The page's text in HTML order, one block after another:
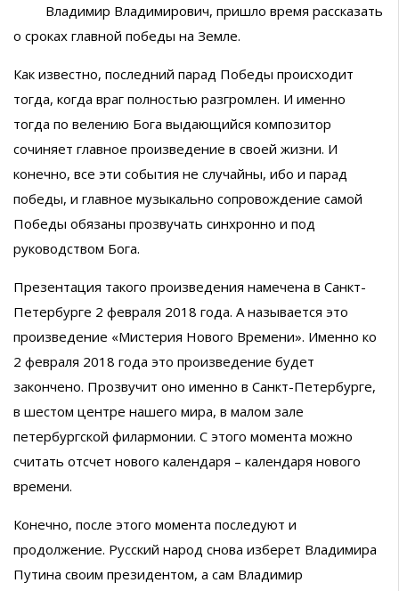
Владимир Владимирович, пришло время рассказать
о сроках главной победы на Земле.
Как известно, последний парад Победы происходит
тогда, когда враг полностью разгромлен. И именно
тогда по велению Бога выдающийся композитор
сочиняет главное произведение в своей жизни. И
конечно, все эти события не случайны, ибо и парад
победы, и главное музыкально сопровождение самой
Победы обязаны прозвучать синхронно и под
руководством Бога.
Презентация такого произведения намечена в Санкт-
Петербурге 2 февраля 2018 года. А называется это
произведение «Мистерия Нового Времени». Именно ко
2 февраля 2018 года это произведение будет
закончено. Прозвучит оно именно в Санкт-Петербурге,
в шестом центре нашего мира, в малом зале
петербургской филармонии. С этого момента можно
считать отсчет нового календаря – календаря нового
времени.
Конечно, после этого момента последуют и
продолжение. Русский народ снова изберет Владимира
Путина своим президентом, а сам Владимир